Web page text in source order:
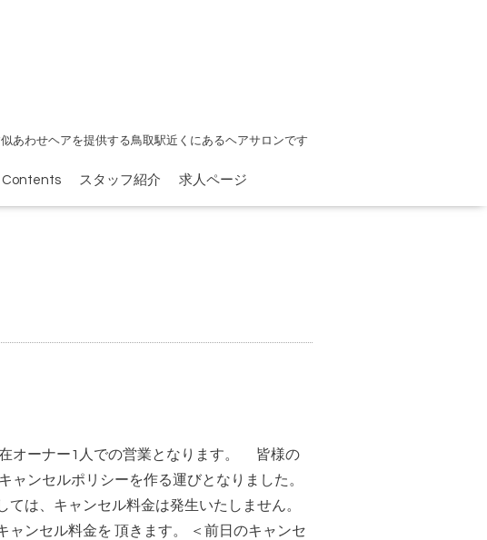
あわせヘアを提供する鳥取駅近くにあるヘアサロンです
Contents スタッフ紹介 求人ページ
オーナー1人での営業となります。 皆様の
ャンセルポリシーを作る運びとなりました。
は、キャンセル料金は発生いたしません。
ンセル料金を 頂きます。 ＜前日のキャンセ